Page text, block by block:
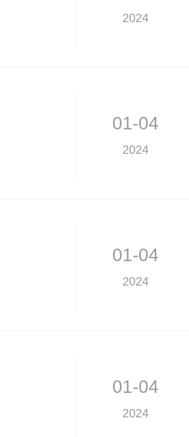
2024
01-04
2024
01-04
2024
01-04
2024